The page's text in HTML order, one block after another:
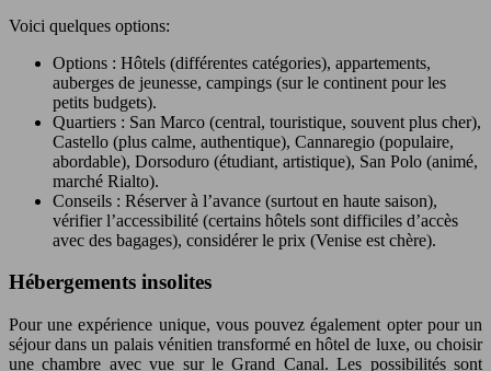
Voici quelques options:
Options : Hôtels (différentes catégories), appartements,
auberges de jeunesse, campings (sur le continent pour les
petits budgets).
Quartiers : San Marco (central, touristique, souvent plus cher),
Castello (plus calme, authentique), Cannaregio (populaire,
abordable), Dorsoduro (étudiant, artistique), San Polo (animé,
marché Rialto).
Conseils : Réserver à l’avance (surtout en haute saison),
vérifier l’accessibilité (certains hôtels sont difficiles d’accès
avec des bagages), considérer le prix (Venise est chère).
Hébergements insolites
Pour une expérience unique, vous pouvez également opter pour un
séjour dans un palais vénitien transformé en hôtel de luxe, ou choisir
une chambre avec vue sur le Grand Canal. Les possibilités sont